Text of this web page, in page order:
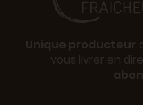
Unique producteur
vous livrer en